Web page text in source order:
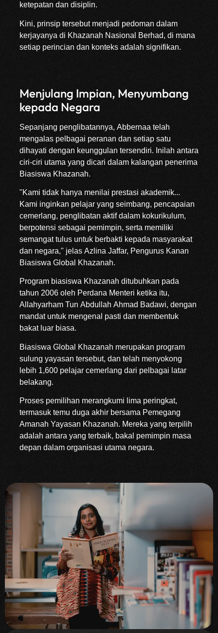
ketepatan dan disiplin.
Kini, prinsip tersebut menjadi pedoman dalam
kerjayanya di Khazanah Nasional Berhad, di mana
setiap perincian dan konteks adalah signifikan.
Menjulang Impian, Menyumbang
kepada Negara
Sepanjang penglibatannya, Abbernaa telah
mengalas pelbagai peranan dan setiap satu
dihayati dengan keunggulan tersendiri. Inilah antara
ciri-ciri utama yang dicari dalam kalangan penerima
Biasiswa Khazanah.
"Kami tidak hanya menilai prestasi akademik...
Kami inginkan pelajar yang seimbang, pencapaian
cemerlang, penglibatan aktif dalam kokurikulum,
berpotensi sebagai pemimpin, serta memiliki
semangat tulus untuk berbakti kepada masyarakat
dan negara," jelas Azlina Jaffar, Pengurus Kanan
Biasiswa Global Khazanah.
Program biasiswa Khazanah ditubuhkan pada
tahun 2006 oleh Perdana Menteri ketika itu,
Allahyarham Tun Abdullah Ahmad Badawi, dengan
mandat untuk mengenal pasti dan membentuk
bakat luar biasa.
Biasiswa Global Khazanah merupakan program
sulung yayasan tersebut, dan telah menyokong
lebih 1,600 pelajar cemerlang dari pelbagai latar
belakang.
Proses pemilihan merangkumi lima peringkat,
termasuk temu duga akhir bersama Pemegang
Amanah Yayasan Khazanah. Mereka yang terpilih
adalah antara yang terbaik, bakal pemimpin masa
depan dalam organisasi utama negara.